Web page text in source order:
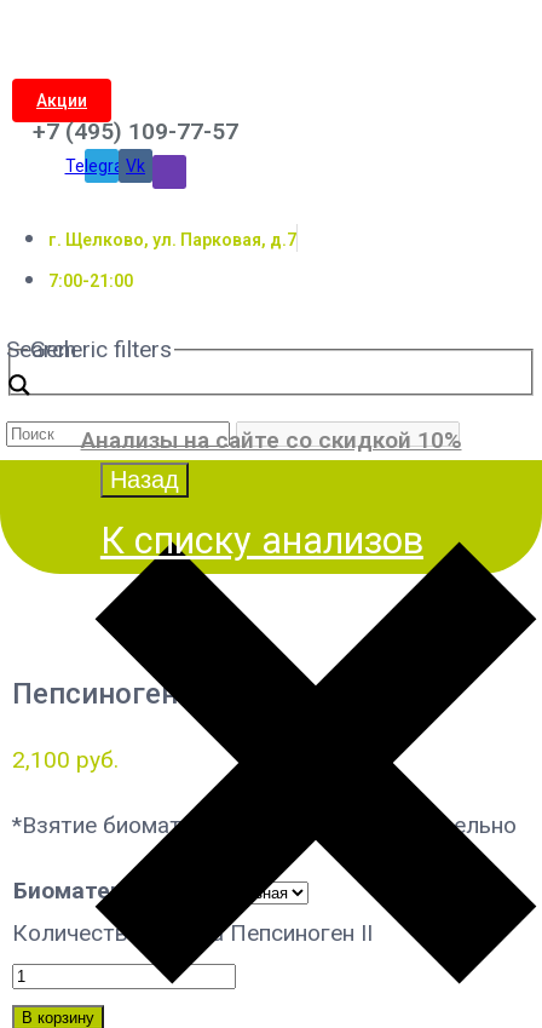
Акции
+7 (495) 109-77-57
TelegramVk
г. Щелково, ул. Парковая, д.7
7:00-21:00
Search
Generic filters
Анализы на сайте со скидкой 10%
К списку анализов
Пепсиноген II
2,100 руб.
*Взятие биоматериала оплачивается отдельно
Биоматериал
Количество товара Пепсиноген II
В корзину